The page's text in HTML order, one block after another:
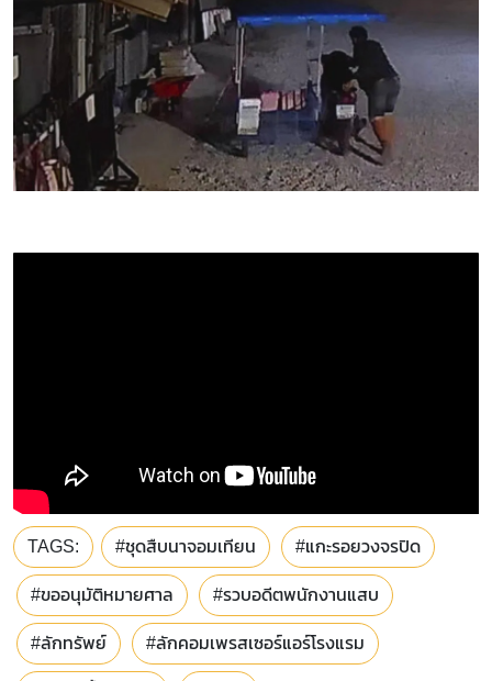
TAGS: #ชุดสืบนาจอมเทียน #แกะรอยวงจรปิด
#ขออนุมัติหมายศาล #รวบอดีตพนักงานแสบ
#ลักทรัพย์ #ลักคอมเพรสเซอร์แอร์โรงแรม